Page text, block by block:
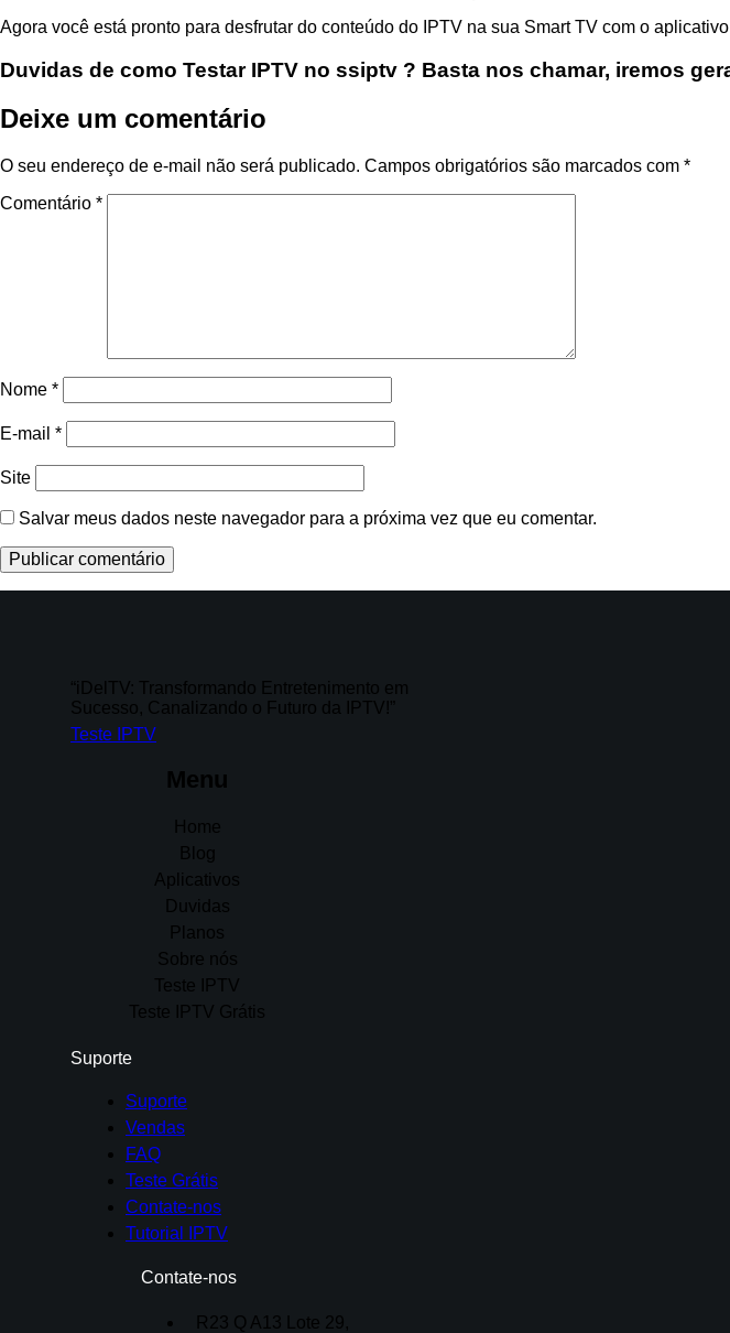
Agora você está pronto para desfrutar do conteúdo do IPTV na sua Smart TV com o
Duvidas de como Testar IPTV no ssiptv ? Basta nos chamar, iremos
Deixe um comentário
O seu endereço de e-mail não será publicado. Campos obrigatórios são marcados com *
Comentário *
Nome *
E-mail *
Site
Salvar meus dados neste navegador para a próxima vez que eu comentar.
“iDelTV: Transformando Entretenimento em
Sucesso, Canalizando o Futuro da IPTV!”
Teste IPTV
Menu
Home
Blog
Aplicativos
Duvidas
Planos
Sobre nós
Teste IPTV
Teste IPTV Grátis
Suporte
Suporte
Vendas
FAQ
Teste Grátis
Contate-nos
Tutorial IPTV
Contate-nos
R23 Q A13 Lote 29,